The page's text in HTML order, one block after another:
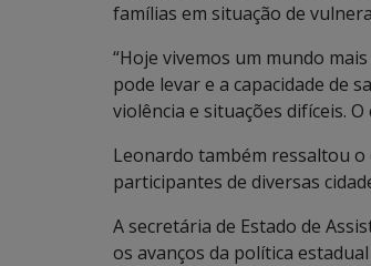
famílias em situação de
“Hoje vivemos um mundo
pode levar e a capacidade de
violência e situações difíceis.
Leonardo também ressaltou
participantes de diversas
A secretária de Estado de
os avanços da política